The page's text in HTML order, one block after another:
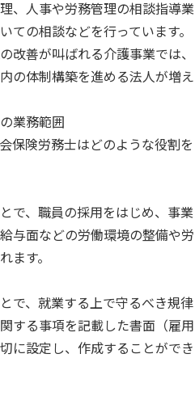
、人事や労務管理の相談指導業
ての相談などを行っています。
改善が叫ばれる介護事業では、
の体制構築を進める法人が増え
業務範囲
保険労務士はどのような役割を
で、職員の採用をはじめ、事業
与面などの労働環境の整備や労
ます。
で、就業する上で守るべき規律
する事項を記載した書面（雇用
に設定し、作成することができ